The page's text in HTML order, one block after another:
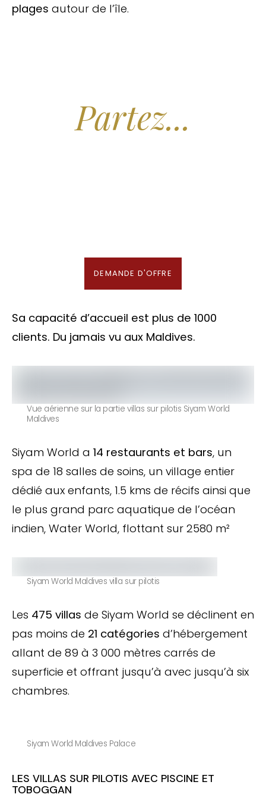
plages autour de l’île.
Partez...
DEMANDE D'OFFRE
Sa capacité d’accueil est plus de 1000
clients. Du jamais vu aux Maldives.
Vue aérienne sur la partie villas sur pilotis Siyam World
Maldives
Siyam World a 14 restaurants et bars, un
spa de 18 salles de soins, un village entier
dédié aux enfants, 1.5 kms de récifs ainsi que
le plus grand parc aquatique de l’océan
indien, Water World, flottant sur 2580 m²
Siyam World Maldives villa sur pilotis
Les 475 villas de Siyam World se déclinent en
pas moins de 21 catégories d’hébergement
allant de 89 à 3 000 mètres carrés de
superficie et offrant jusqu’à avec jusqu’à six
chambres.
Siyam World Maldives Palace
LES VILLAS SUR PILOTIS AVEC PISCINE ET
TOBOGGAN